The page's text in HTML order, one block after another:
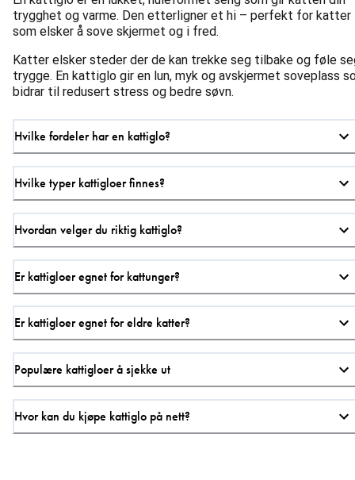
trygghet og varme. Den etterligner et hi – perfekt for katter
som elsker å sove skjermet og i fred.
Katter elsker steder der de kan trekke seg tilbake og føle
trygge. En kattiglo gir en lun, myk og avskjermet soveplass
bidrar til redusert stress og bedre søvn.
Hvilke fordeler har en kattiglo?
Hvilke typer kattigloer finnes?
Hvordan velger du riktig kattiglo?
Er kattigloer egnet for kattunger?
Er kattigloer egnet for eldre katter?
Populære kattigloer å sjekke ut
Hvor kan du kjøpe kattiglo på nett?